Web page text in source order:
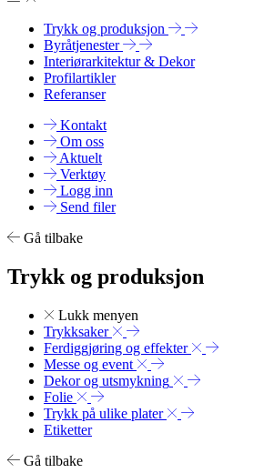
Trykk og produksjon
Byråtjenester
Interiørarkitektur & Dekor
Profilartikler
Referanser
Kontakt
Om oss
Aktuelt
Verktøy
Logg inn
Send filer
Gå tilbake
Trykk og produksjon
Lukk menyen
Trykksaker
Ferdiggjøring og effekter
Messe og event
Dekor og utsmykning
Folie
Trykk på ulike plater
Etiketter
Gå tilbake